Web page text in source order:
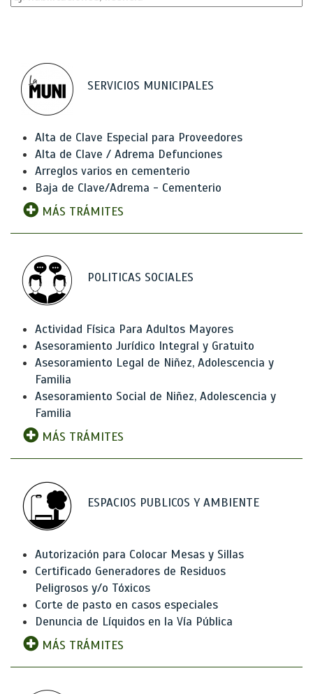
SERVICIOS MUNICIPALES
Alta de Clave Especial para Proveedores
Alta de Clave / Adrema Defunciones
Arreglos varios en cementerio
Baja de Clave/Adrema - Cementerio
MÁS TRÁMITES
POLITICAS SOCIALES
Actividad Física Para Adultos Mayores
Asesoramiento Jurídico Integral y Gratuito
Asesoramiento Legal de Niñez, Adolescencia y
Familia
Asesoramiento Social de Niñez, Adolescencia y
Familia
MÁS TRÁMITES
ESPACIOS PUBLICOS Y AMBIENTE
Autorización para Colocar Mesas y Sillas
Certificado Generadores de Residuos
Peligrosos y/o Tóxicos
Corte de pasto en casos especiales
Denuncia de Líquidos en la Vía Pública
MÁS TRÁMITES